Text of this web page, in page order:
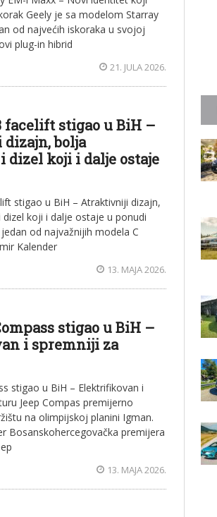
Geely je sa modelom Starray
od najvećih iskoraka u svojoj
plug-in hibrid
21. JULA 2026.
facelift stigao u BiH –
bolja
dizel koji i dalje ostaje
stigao u BiH – Atraktivniji dizajn,
koji i dalje ostaje u ponudi
od najvažnijih modela C
Kalender
13. MAJA 2026.
stigao u BiH –
i spremniji za
stigao u BiH – Elektrifikovan i
Jeep Compas premijerno
na olimpijskoj planini Igman.
Bosanskohercegovačka premijera
13. MAJA 2026.